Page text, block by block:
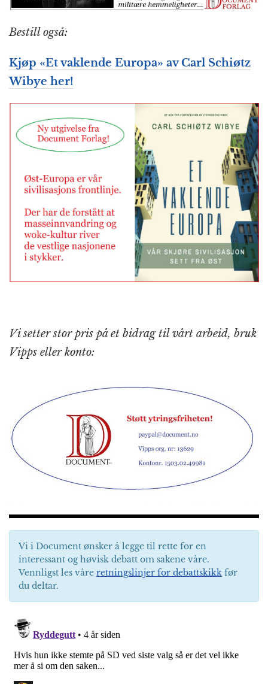
Bestill også:
Kjøp «Et vaklende Europa» av Carl Schiøtz
Wibye her!
Vi setter stor pris på et bidrag til vårt arbeid, bruk
Vipps eller konto:
Vi i Document ønsker å legge til rette for en
interessant og høvisk debatt om sakene våre.
Vennligst les våre retningslinjer for debattskikk før
du deltar.